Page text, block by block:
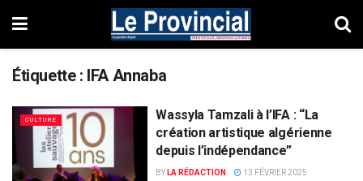
Étiquette : IFA Annaba
CULTURE
Wassyla Tamzali à l’IFA : “La
création artistique algérienne
depuis l’indépendance”
BY LA RÉDACTION 13 FÉVRIER 2025